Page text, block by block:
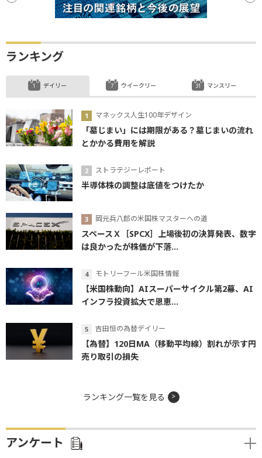
ランキング
デイリー
マネックス人生100年デザイン
「墓じまい」には期限がある？墓じまいの流れ
とかかる費用を解説
ストラテジーレポート
半導体株の調整は底値をつけたか
岡元兵八郎の米国株マスターへの道
スペースＸ［SPCX］上場後初の決算発表、数字
は良かったが株価が下落...
モトリーフール米国株情報
【米国株動向】AIスーパーサイクル第2幕、AI
インフラ投資拡大で恩恵...
吉田恒の為替デイリー
【為替】120日MA（移動平均線）割れが示す円
売り取引の損失
ウイークリー マンスリー
ランキング一覧を見る
アンケート